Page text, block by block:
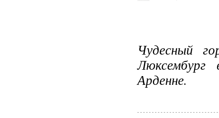
Чудесный
Арденне.